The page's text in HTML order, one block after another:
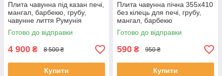
Плита чавунна під казан печі,
мангал, барбекю, грубу,
чавунне лиття Румунія
Готово до відправки
4 900 ₴ 8 500 ₴
Купити
Плита чавунна пічна 355х410
без кілець для печі, грубу,
мангал, барбекю
Готово до відправки
590 ₴ 950 ₴
Купити